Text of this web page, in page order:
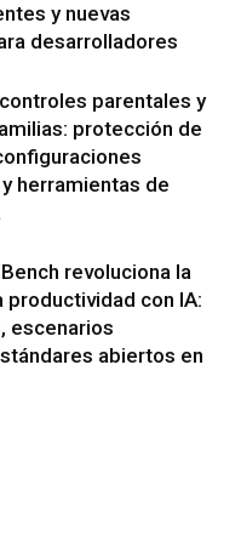
y nuevas
desarrolladores
parentales y
protección de
herramientas de
revoluciona la
productividad con IA:
escenarios
abiertos en